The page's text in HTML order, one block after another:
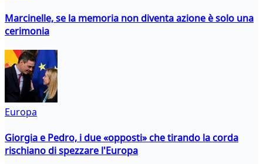
Marcinelle, se la memoria non diventa azione è solo una
cerimonia
Europa
Giorgia e Pedro, i due «opposti» che tirando la corda
rischiano di spezzare l'Europa